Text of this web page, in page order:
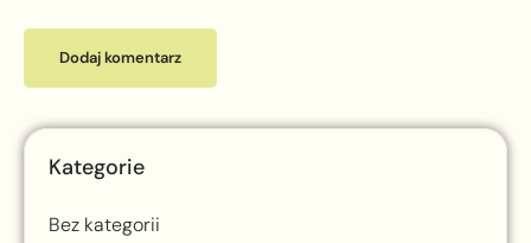
Kategorie
Bez kategorii